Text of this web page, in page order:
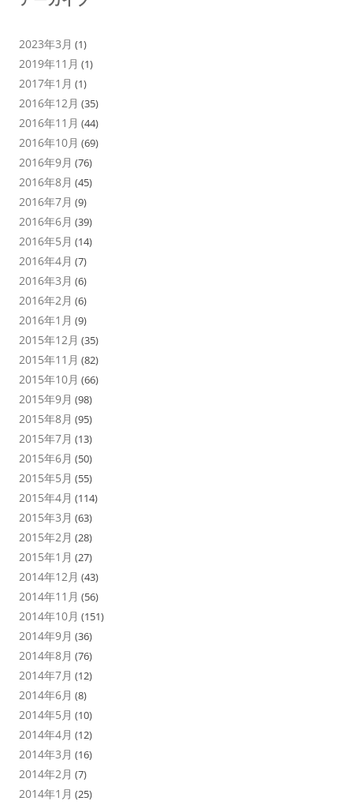
2023年3月 (1)
2019年11月 (1)
2017年1月 (1)
2016年12月 (35)
2016年11月 (44)
2016年10月 (69)
2016年9月 (76)
2016年8月 (45)
2016年7月 (9)
2016年6月 (39)
2016年5月 (14)
2016年4月 (7)
2016年3月 (6)
2016年2月 (6)
2016年1月 (9)
2015年12月 (35)
2015年11月 (82)
2015年10月 (66)
2015年9月 (98)
2015年8月 (95)
2015年7月 (13)
2015年6月 (50)
2015年5月 (55)
2015年4月 (114)
2015年3月 (63)
2015年2月 (28)
2015年1月 (27)
2014年12月 (43)
2014年11月 (56)
2014年10月 (151)
2014年9月 (36)
2014年8月 (76)
2014年7月 (12)
2014年6月 (8)
2014年5月 (10)
2014年4月 (12)
2014年3月 (16)
2014年2月 (7)
2014年1月 (25)